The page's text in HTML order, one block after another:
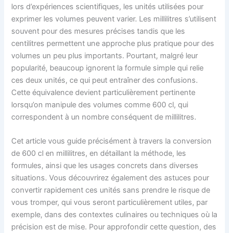
lors d’expériences scientifiques, les unités utilisées pour
exprimer les volumes peuvent varier. Les millilitres s’utilisent
souvent pour des mesures précises tandis que les
centilitres permettent une approche plus pratique pour des
volumes un peu plus importants. Pourtant, malgré leur
popularité, beaucoup ignorent la formule simple qui relie
ces deux unités, ce qui peut entraîner des confusions.
Cette équivalence devient particulièrement pertinente
lorsqu’on manipule des volumes comme 600 cl, qui
correspondent à un nombre conséquent de millilitres.
Cet article vous guide précisément à travers la conversion
de 600 cl en millilitres, en détaillant la méthode, les
formules, ainsi que les usages concrets dans diverses
situations. Vous découvrirez également des astuces pour
convertir rapidement ces unités sans prendre le risque de
vous tromper, qui vous seront particulièrement utiles, par
exemple, dans des contextes culinaires ou techniques où la
précision est de mise. Pour approfondir cette question, des